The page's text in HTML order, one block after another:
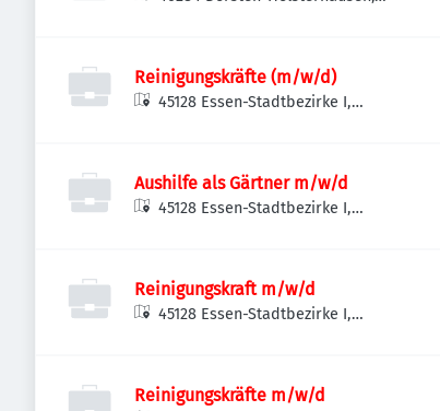
Reinigungskräfte (m/w/d)
45128 Essen-Stadtbezirke I,
Aushilfe als Gärtner m/w/d
45128 Essen-Stadtbezirke I,
Reinigungskraft m/w/d
45128 Essen-Stadtbezirke I,
Reinigungskräfte m/w/d